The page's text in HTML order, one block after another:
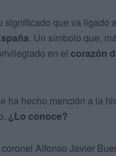
significado que va ligado
. Un símbolo que,
en el corazón
ha hecho mención a la
¿Lo conoce?
Alfonso Javier